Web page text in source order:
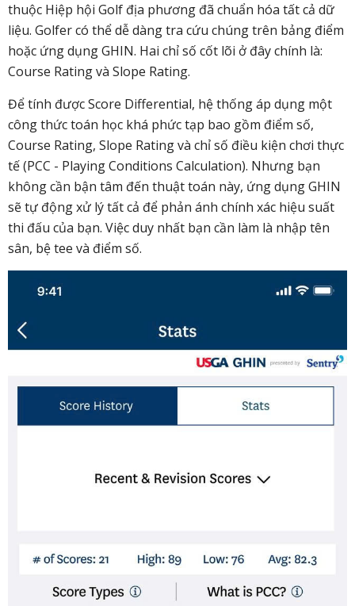
thuộc Hiệp hội Golf địa phương đã chuẩn hóa tất cả dữ
liệu. Golfer có thể dễ dàng tra cứu chúng trên bảng điểm
hoặc ứng dụng GHIN. Hai chỉ số cốt lõi ở đây chính là:
Course Rating và Slope Rating.
Để tính được Score Differential, hệ thống áp dụng một
công thức toán học khá phức tạp bao gồm điểm số,
Course Rating, Slope Rating và chỉ số điều kiện chơi thực
tế (PCC - Playing Conditions Calculation). Nhưng bạn
không cần bận tâm đến thuật toán này, ứng dụng GHIN
sẽ tự động xử lý tất cả để phản ánh chính xác hiệu suất
thi đấu của bạn. Việc duy nhất bạn cần làm là nhập tên
sân, bệ tee và điểm số.